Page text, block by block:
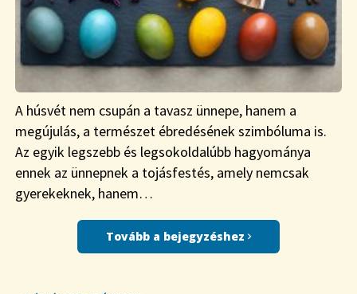
A húsvét nem csupán a tavasz ünnepe, hanem a
megújulás, a természet ébredésének szimbóluma is.
Az egyik legszebb és legsokoldalúbb hagyománya
ennek az ünnepnek a tojásfestés, amely nemcsak
gyerekeknek, hanem…
Tovább a bejegyzéshez